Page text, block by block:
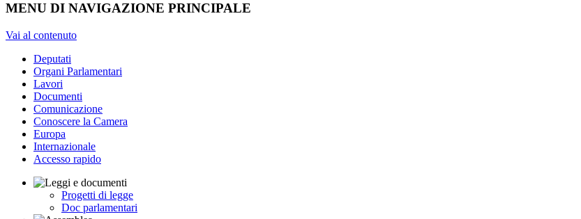
MENU DI NAVIGAZIONE PRINCIPALE
Vai al contenuto
Deputati
Organi Parlamentari
Lavori
Documenti
Comunicazione
Conoscere la Camera
Europa
Internazionale
Accesso rapido
Progetti di legge
Doc parlamentari